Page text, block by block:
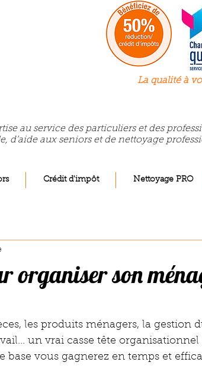
La qualité à
au service des particuliers et des
d’aide aux seniors et de nettoyage
Crédit d'impôt Nettoyage PRO
organiser son
les produits ménagers, la gestion
un vrai casse tête organisationnel
base vous gagnerez en temps et